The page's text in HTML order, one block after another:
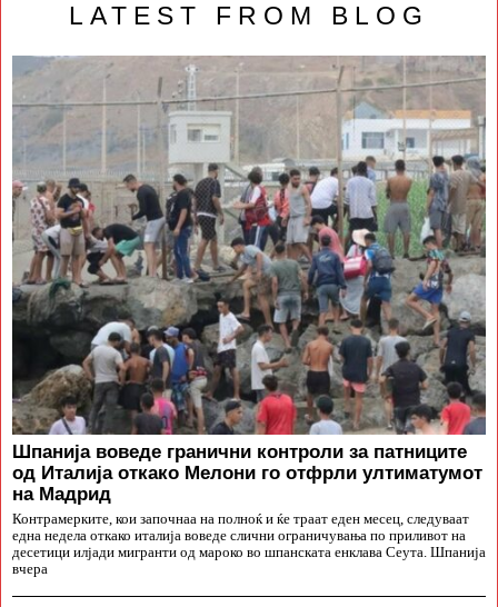
LATEST FROM BLOG
Шпанија воведе гранични контроли за патниците
од Италија откако Мелони го отфрли ултиматумот
на Мадрид
Контрамерките, кои започнаа на полноќ и ќе траат еден месец, следуваат
една недела откако италија воведе слични ограничувања по приливот на
десетици илјади мигранти од мароко во шпанската енклава Сеута. Шпанија
вчера